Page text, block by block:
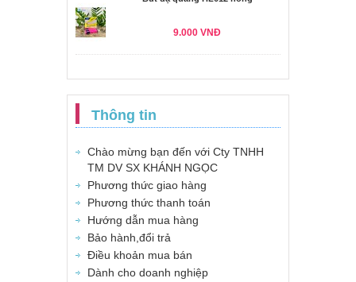
9.000 VNĐ
Thông tin
Chào mừng bạn đến với Cty TNHH
TM DV SX KHÁNH NGỌC
Phương thức giao hàng
Phương thức thanh toán
Hướng dẫn mua hàng
Bảo hành,đổi trả
Điều khoản mua bán
Dành cho doanh nghiệp